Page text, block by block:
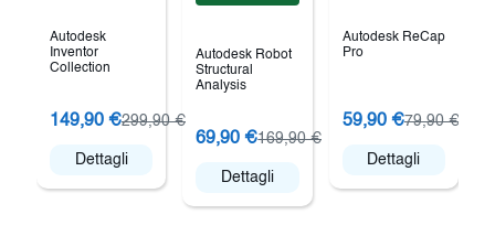
Autodesk
Inventor
Collection
149,90 €299,90 €
Dettagli
Autodesk Robot
Structural
Analysis
69,90 €169,90 €
Dettagli
Autodesk ReCap
Pro
59,90 €79,90 €
Dettagli